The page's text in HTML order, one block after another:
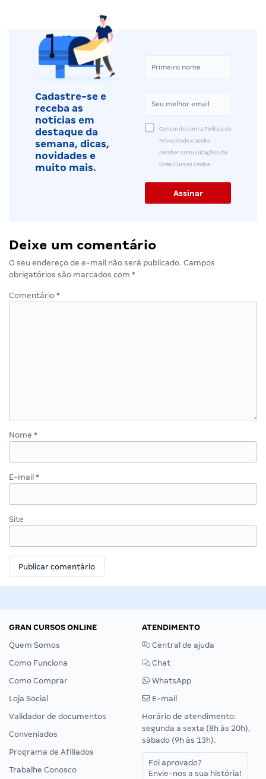
Cadastre-se e
receba as
notícias em
destaque da
semana, dicas,
novidades e
muito mais.
Concordo com a Política de
Privacidade e aceito
receber comunicações do
Gran Cursos Online.
Deixe um comentário
O seu endereço de e-mail não será publicado. Campos
obrigatórios são marcados com *
Comentário *
Nome *
E-mail *
Site
GRAN CURSOS ONLINE
Quem Somos
Como Funciona
Como Comprar
Loja Social
Validador de documentos
Conveniados
Programa de Afiliados
Trabalhe Conosco
ATENDIMENTO
Central de ajuda
Chat
WhatsApp
E-mail
Horário de atendimento:
segunda a sexta (8h às 20h),
sábado (9h às 13h).
Foi aprovado?
Envie-nos a sua história!